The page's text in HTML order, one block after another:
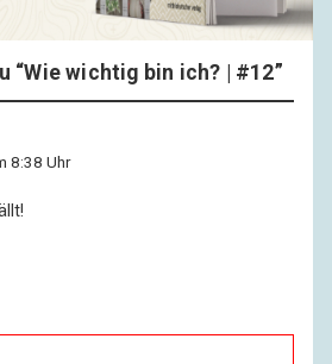
“Wie wichtig bin ich? | #12”
8:38 Uhr